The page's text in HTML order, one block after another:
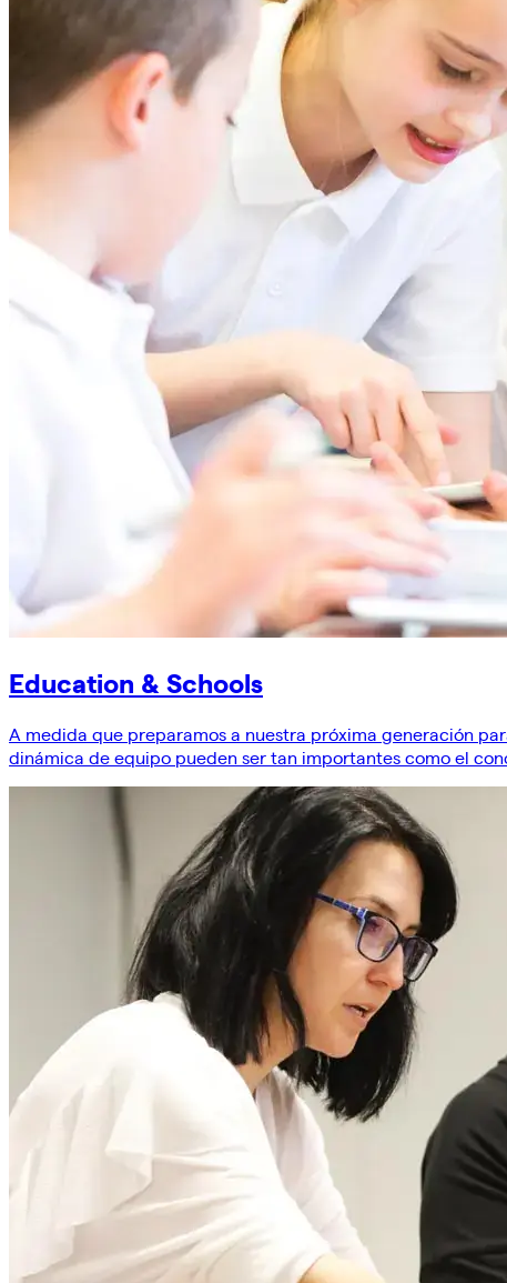
Education & Schools
A medida que preparamos a nuestra próxima generación
dinámica de equipo pueden ser tan importantes como el